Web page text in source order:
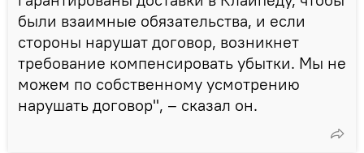
были взаимные обязательства, и если
стороны нарушат договор, возникнет
требование компенсировать убытки. Мы не
можем по собственному усмотрению
нарушать договор", – сказал он.